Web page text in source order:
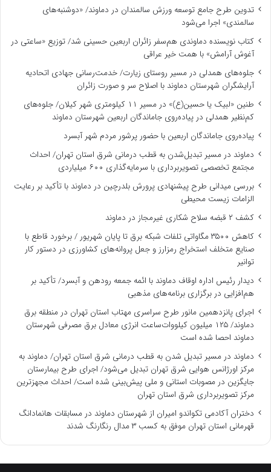
تدوین طرح جامع توسعه ورزش سالمندان در دماوند/ «دوشنبه‌های
سالمندی» اجرا می‌شود
کتاب نویسنده دماوندی هم‌سفر زائران اربعین حسینی شد/ توزیع «ساعتی در
آغوش آرامش» با همت خیر عراقی
جلوه‌های همدلی در مسیر روستای زیارت/ خدمت‌رسانی جهادی اتحادیه
آرایشگران شهرستان دماوند با اصلاح سر و صورت زائران
طنین «لبیک یا حسین(ع)» در مسیر ۱۱ کیلومتری شهر کیلان/ جلوه‌های
کم‌نظیر همدلی در پیاده‌روی جاماندگان اربعین شهرستان دماوند
پیاده‌روی جاماندگان اربعین با حضور پرشور مردم شهر آبسرد
دماوند در مسیر تبدیل‌شدن به قطب درمانی شرق استان تهران/ احداث
مجتمع تخصصی تصویربرداری با سرمایه‌گذاری ۶۰۰ میلیاردی
بررسی میدانی طرح پیشنهادی پرورش بلدرچین در دماوند با تأکید بر رعایت
الزامات زیست ‌محیطی
کشف ۲ قبضه سلاح شکاری غیرمجاز در دماوند
کاهش ۳۵۰۰ مگاواتی تلفات شبکه برق تا پایان شهریور / برخورد قاطع با
صنایع متخلف استخراج رمزارز و جعل پروانه‌های کشاورزی در دستور کار
توانیر
دیدار رئیس اداره اوقاف دماوند با ائمه جمعه رودهن و آبسرد/ تأکید بر
هم‌افزایی در برگزاری برنامه‌های مذهبی
اجرای پانزدهمین مانور طرح سراسری مهتاب استان تهران در منطقه برق
دماوند/ ۱۲۵ میلیون کیلووات‌ساعت انرژی معادل برق مصرفی شهرستان
دماوند احصا شده است
دماوند در مسیر تبدیل شدن به قطب درمانی شرق استان تهران/ دماوند به
مرکز اورژانس هوایی شرق تهران تبدیل می‌شود/ اجرای طرح بیمارستان
جایگزین در مصوبات استانی و ملی پیش‌بینی شده است/ احداث مجهزترین
مرکز تصویربرداری شرق استان تهران
دختران آکادمی تکواندو امیران از شهرستان دماوند در مسابقات هانمادانگ
قهرمانی استان تهران موفق به کسب ۳ مدال رنگارنگ شدند